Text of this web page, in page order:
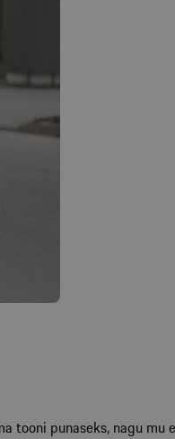
tooni punaseks, nagu mu